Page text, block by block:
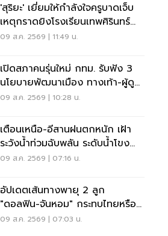
'สุริยะ' เยี่ยมให้กำลังใจครูบาดเจ็บ
เหตุกราดยิงโรงเรียนเทพศิรินทร์
นนทบุรี
09 ส.ค. 2569 | 11:49 น.
เปิดสภาคนรุ่นใหม่ กทม. รับฟัง 3
นโยบายพัฒนาเมือง ทางเท้า-ผู้ดู
แลออทิสติก-จักรยาน
09 ส.ค. 2569 | 10:28 น.
เตือนเหนือ-อีสานฝนตกหนัก เฝ้า
ระวังน้ำท่วมฉับพลัน ระดับน้ำโขง
เพิ่มสูง
09 ส.ค. 2569 | 07:16 น.
อัปเดตเส้นทางพายุ 2 ลูก
"ดอลฟิน-จันหอม" กระทบไทยหรือ
ไม่ เช็กเลย
09 ส.ค. 2569 | 07:03 น.